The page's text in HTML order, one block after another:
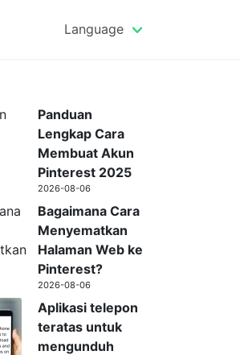
Language
Panduan
Lengkap Cara
Membuat Akun
Pinterest 2025
2026-08-06
Bagaimana Cara
Menyematkan
Halaman Web ke
Pinterest?
2026-08-06
Aplikasi telepon
teratas untuk
mengunduh